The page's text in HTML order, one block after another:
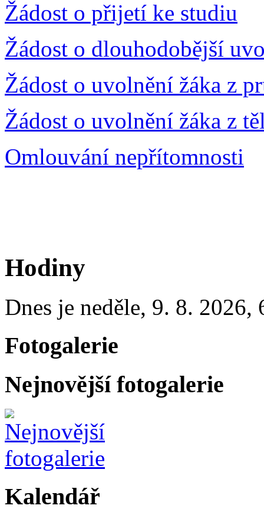
Žádost o přijetí ke studiu
Žádost o dlouhodobější
Žádost o uvolnění žáka z
Žádost o uvolnění žáka z
Omlouvání nepřítomnosti
Hodiny
Dnes je neděle, 9. 8. 2026,
Fotogalerie
Nejnovější fotogalerie
Kalendář